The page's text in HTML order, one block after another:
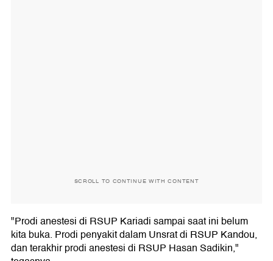
SCROLL TO CONTINUE WITH CONTENT
"Prodi anestesi di RSUP Kariadi sampai saat ini belum
kita buka. Prodi penyakit dalam Unsrat di RSUP Kandou,
dan terakhir prodi anestesi di RSUP Hasan Sadikin,"